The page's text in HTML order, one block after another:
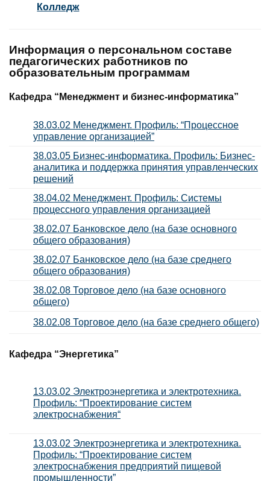
Колледж
Информация о персональном составе
педагогических работников по
образовательным программам
Кафедра “Менеджмент и бизнес-информатика”
38.03.02 Менеджмент. Профиль: “Процессное
управление организацией”
38.03.05 Бизнес-информатика. Профиль: Бизнес-
аналитика и поддержка принятия управленческих
решений
38.04.02 Менеджмент. Профиль: Системы
процессного управления организацией
38.02.07 Банковское дело (на базе основного
общего образования)
38.02.07 Банковское дело (на базе среднего
общего образования)
38.02.08 Торговое дело (на базе основного
общего)
38.02.08 Торговое дело (на базе среднего общего)
Кафедра “Энергетика”
13.03.02 Электроэнергетика и электротехника.
Профиль: “Проектирование систем
электроснабжения“
13.03.02 Электроэнергетика и электротехника.
Профиль: “Проектирование систем
электроснабжения предприятий пищевой
промышленности”